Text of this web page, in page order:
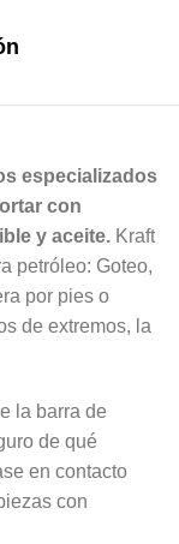
especializados
con
y aceite. Kraft
petróleo: Goteo,
por pies o
de extremos, la
la barra de
de qué
en contacto
con